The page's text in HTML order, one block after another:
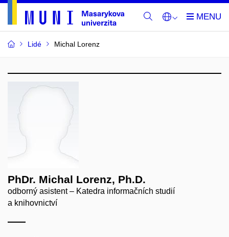
Lidé Michal Lorenz
PhDr. Michal Lorenz, Ph.D.
odborný asistent – Katedra informačních studií
a knihovnictví